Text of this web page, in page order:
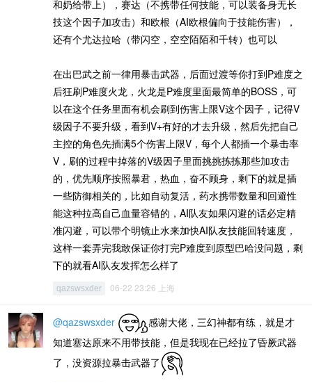
和奶给带上），赛达（不携带任何技能，可以装备身无长
技这个因子加攻击）和欧根（AI欧根偏向于技能伤害），
还有个尤达拉哈（带闪空，空空陌陌和千转）也可以
在出巴武之前一律用暴击武器，后面过渡等你打到P难度之
后狂刷P难度火龙，火龙是P难度里面最简单的BOSS，可
以在这个任务里面有机会刷到伤害上限V这个因子，记得V
级因子不要升级，看到V+有好的才去升级，然后先把自己
主控的角色先插满5个伤害上限V，每个人都插一个暴击率
V，刷的过程中掉落的V级因子里面挑挑拣拣那些加攻击
的，优先顺序按照暴君，热血，奋不顾身，剩下的就是插
一些防御相关的，比如自动复活，药水携带数量和回避性
能这种拉高自己血量容错的，AI队友如果闪避的话必定精
准闪避，可以带个明镜止水来加快AI队友技能回转速度，
这样一套弄完我敢保证你打完P难度到原型巴哈没问题，剩
下的就看AI队友发挥怎么样了
qazswsxder 06-22 23:26 上海
@qazswsxder
感谢大佬，三幻神都有练，就是才
知道塞达原来不用带技能，但是我现在已经拉了昏厥武器
了，没资源拉暴击武器了